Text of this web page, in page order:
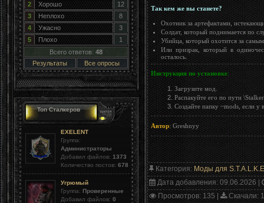
2
Хорошо
12
3
Неплохо
8
4
Ужасно
3
5
Плохо
1
Всего ответов: 48
Результаты
Все опросы
Топ Сталкеров
EXELENT
Группа:
Администраторы
Добавил файлов: 1373
Количество постов: 678
Угрюмый
Группа: Проверенные
Добавил файлов: 0
Так кем же вы станете?
Охотник за артефактами,
Солдат, который поднимается по
Убийца, который охотится за
Или призрак, который в
осталось.
Инструкция по установке:
Загрузите мод.
Распакуйте его по пути
Создайте папку ~mods, если у
Автор: Greshnyy
Категория: Моды для
Дата добавления: 09.06.2026 |
Просмотров: 135 | Скачали: